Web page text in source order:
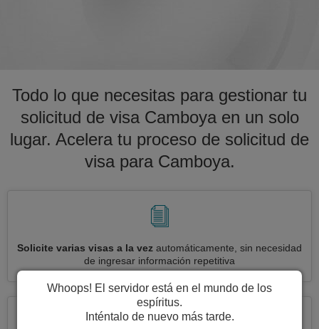
Todo lo que necesitas para gestionar tu
solicitud de visa Camboya en un solo
lugar. Acelera tu proceso de solicitud de
visa para Camboya.
Solicite varias visas a la vez automáticamente, sin necesidad
de ingresar información repetitiva
Whoops! El servidor está en el mundo de los
espíritus.
Inténtalo de nuevo más tarde.